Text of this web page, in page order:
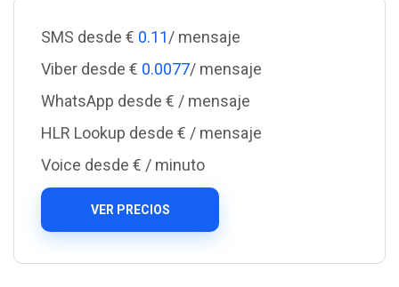
SMS desde € 0.11/ mensaje
Viber desde € 0.0077/ mensaje
WhatsApp desde € / mensaje
HLR Lookup desde € / mensaje
Voice desde € / minuto
VER PRECIOS